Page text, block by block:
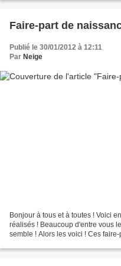
Faire-part de
Publié le 30/01/2012 à 12:11
Par Neige
Bonjour à tous et à toutes ! Voici
réalisés ! Beaucoup d'entre vous
semble ! Alors les voici ! Ces